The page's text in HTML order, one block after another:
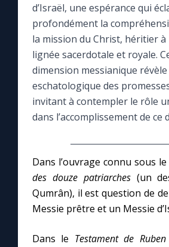
Le compte Tiktok
Le magazine
Le site internet
Questions-réponses
Prier au quotidien
Avec Thérèse de Lisieux
d’Israël, une espérance qui
profondément la
la mission du Christ, héritier à
lignée sacerdotale et royale.
dimension messianique
eschatologique des
invitant à contempler le rôle
dans l’accomplissement de ce
Dans l’ouvrage connu sous
des douze patriarches(un
Qumrân), il est question de
Messie prêtre et un Messie
Dans le Testament de Ruben